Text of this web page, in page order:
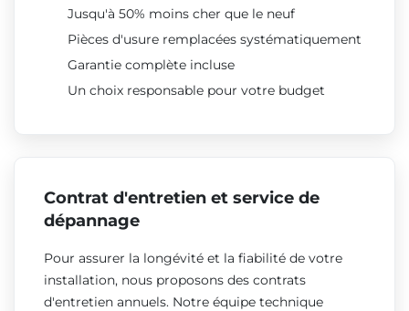
Jusqu'à 50% moins cher que le neuf
Pièces d'usure remplacées systématiquement
Garantie complète incluse
Un choix responsable pour votre budget
Contrat d'entretien et service de
dépannage
Pour assurer la longévité et la fiabilité de votre
installation, nous proposons des contrats
d'entretien annuels. Notre équipe technique